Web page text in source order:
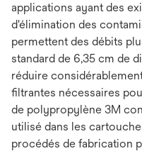
applications ayant des
d'élimination des
permettent des débits
standard de 6,35 cm de
réduire
filtrantes nécessaires
de polypropylène 3M
utilisé dans les
procédés de fabrication